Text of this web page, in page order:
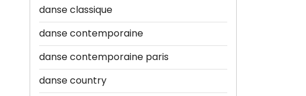
danse classique
danse contemporaine
danse contemporaine paris
danse country